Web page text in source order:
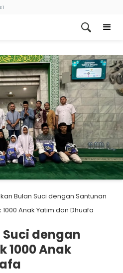
Bulan Suci dengan Santunan
1000 Anak Yatim dan Dhuafa
dengan
1000 Anak